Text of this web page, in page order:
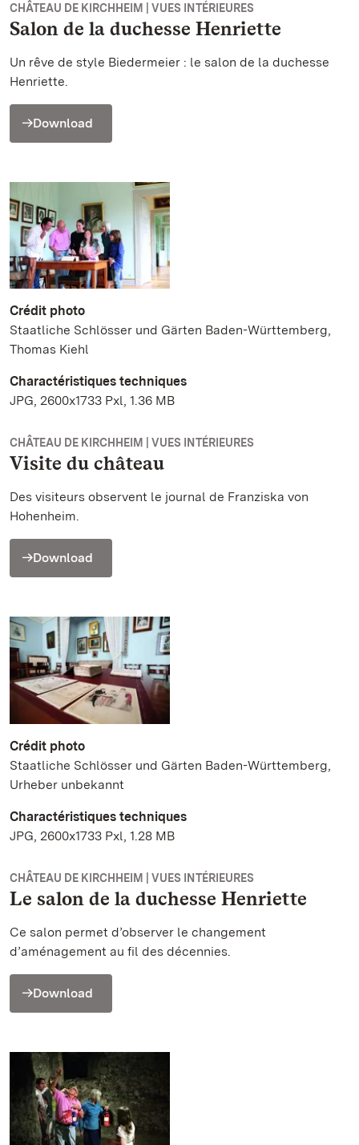
CHÂTEAU DE KIRCHHEIM | VUES INTÉRIEURES
Salon de la duchesse Henriette
Un rêve de style Biedermeier : le salon de la duchesse
Henriette.
Download
Crédit photo
Staatliche Schlösser und Gärten Baden-Württemberg,
Thomas Kiehl
Charactéristiques techniques
JPG, 2600x1733 Pxl, 1.36 MB
CHÂTEAU DE KIRCHHEIM | VUES INTÉRIEURES
Visite du château
Des visiteurs observent le journal de Franziska von
Hohenheim.
Download
Crédit photo
Staatliche Schlösser und Gärten Baden-Württemberg,
Urheber unbekannt
Charactéristiques techniques
JPG, 2600x1733 Pxl, 1.28 MB
CHÂTEAU DE KIRCHHEIM | VUES INTÉRIEURES
Le salon de la duchesse Henriette
Ce salon permet d’observer le changement
d’aménagement au fil des décennies.
Download